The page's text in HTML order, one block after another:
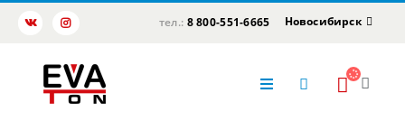
тел.: 8 800-551-6665 Новосибирск